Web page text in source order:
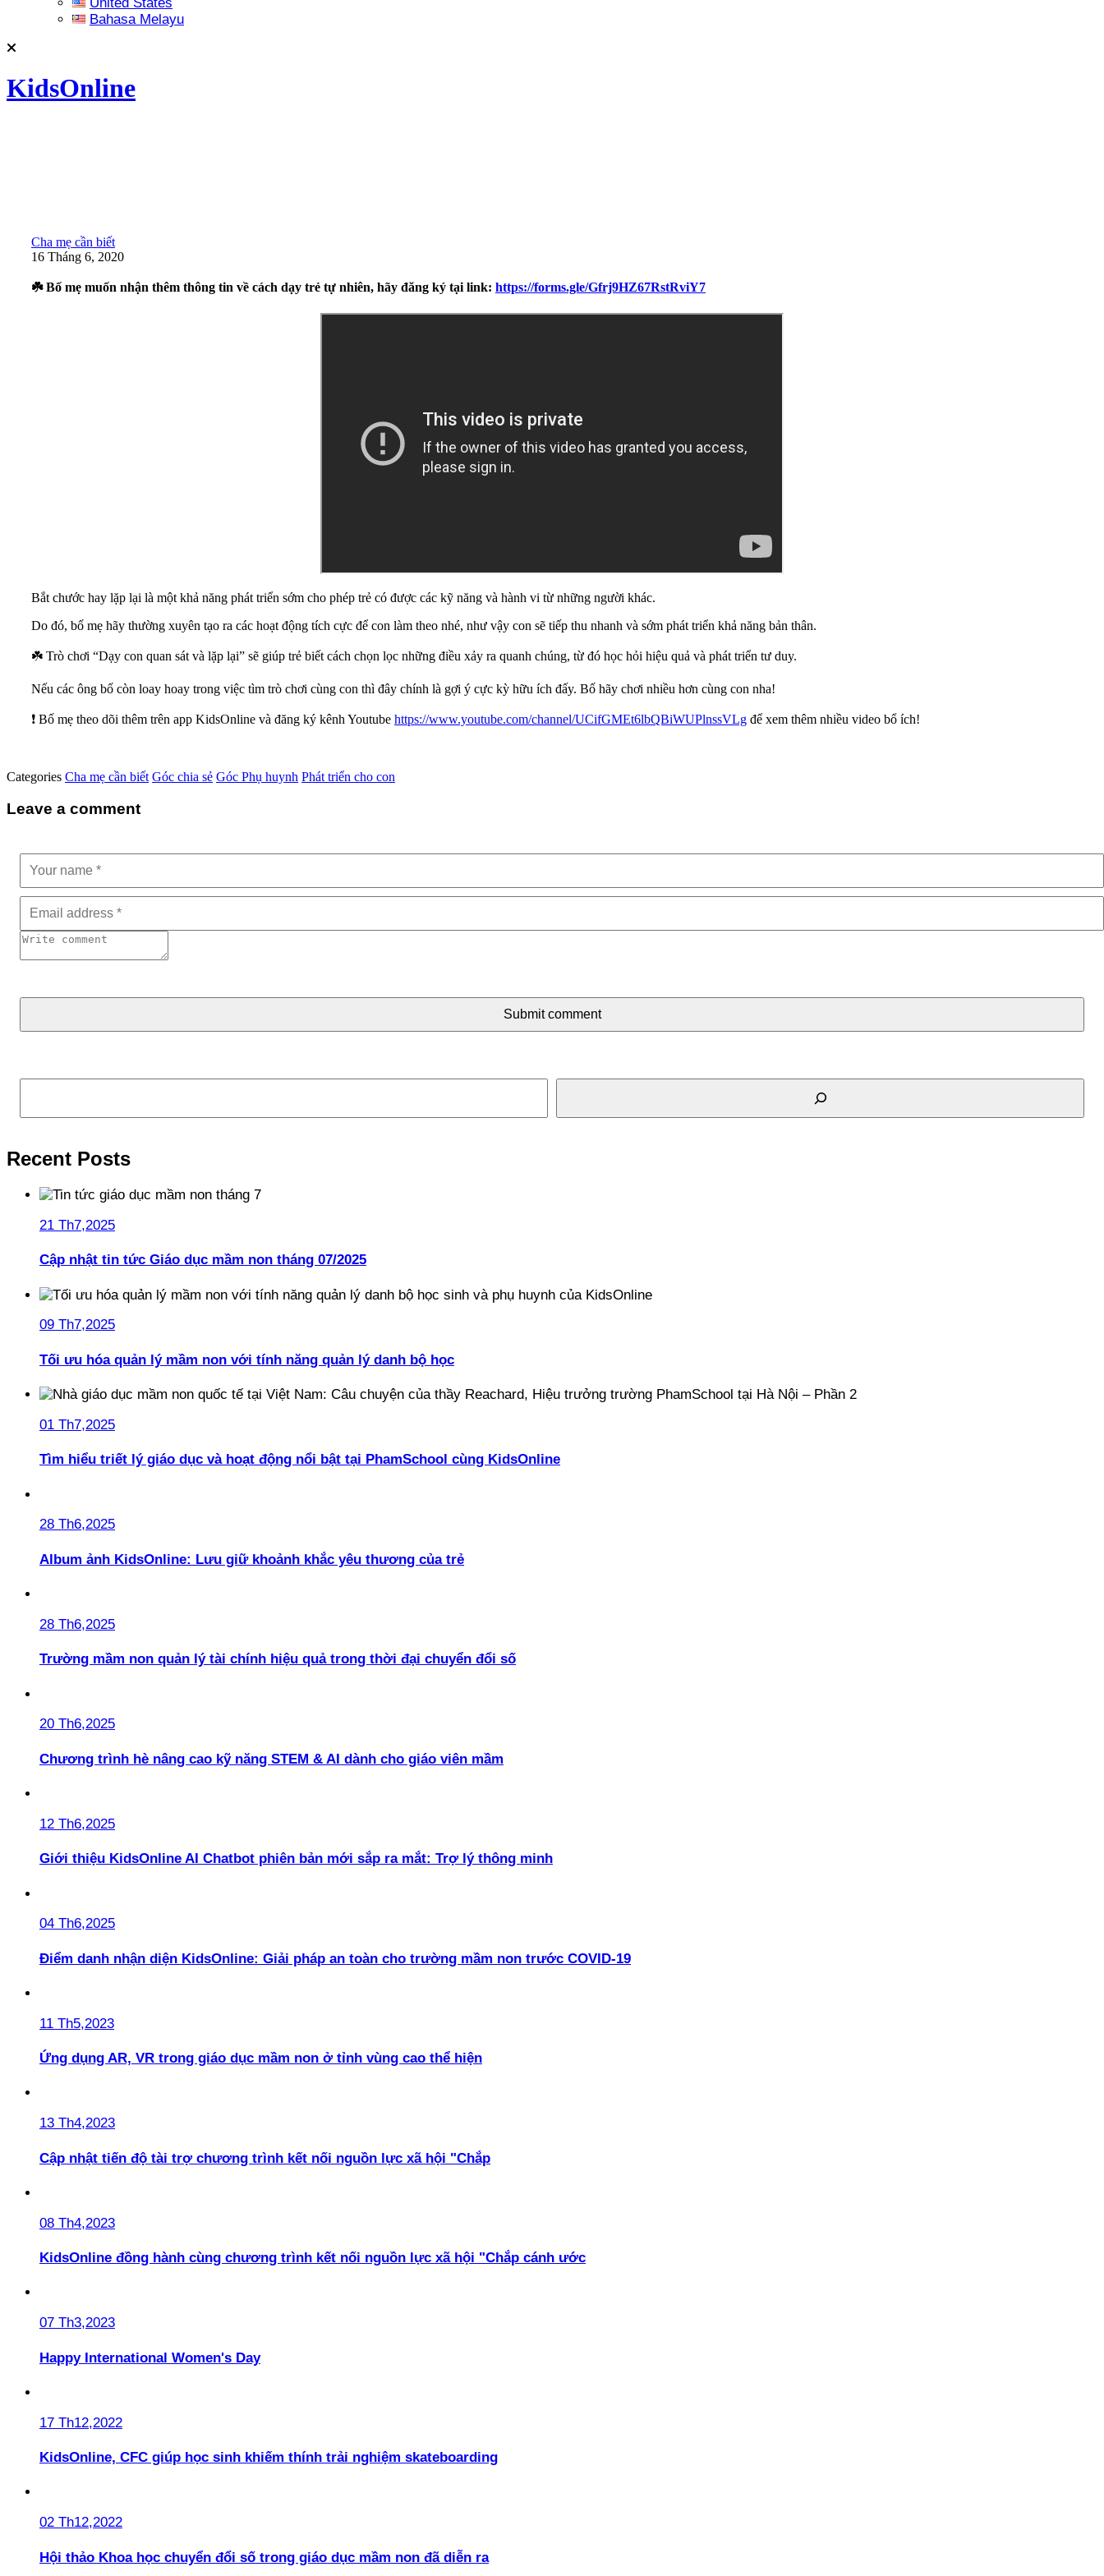
Bahasa Melayu
KidsOnline
Cha mẹ cần biết
16 Tháng 6, 2020
☘️ Bố mẹ muốn nhận thêm thông tin về cách dạy trẻ tự nhiên, hãy đăng ký tại link: https://forms.gle/Gfrj9HZ67RstRviY7
Bắt chước hay lặp lại là một khả năng phát triển sớm cho phép trẻ có được các kỹ năng và hành vi từ những người khác.
Do đó, bố mẹ hãy thường xuyên tạo ra các hoạt động tích cực để con làm theo nhé, như vậy con sẽ tiếp thu nhanh và sớm phát triển khả năng bản thân.
☘️ Trò chơi “Dạy con quan sát và lặp lại” sẽ giúp trẻ biết cách chọn lọc những điều xảy ra quanh chúng, từ đó học hỏi hiệu quả và phát triển tư duy.
Nếu các ông bố còn loay hoay trong việc tìm trò chơi cùng con thì đây chính là gợi ý cực kỳ hữu ích đấy. Bố hãy chơi nhiều hơn cùng con nha!
❗️ Bố mẹ theo dõi thêm trên app KidsOnline và đăng ký kênh Youtube https://www.youtube.com/channel/UCifGMEt6lbQBiWUPlnssVLg để xem thêm nhiều video bổ ích!
Categories Cha mẹ cần biết Góc chia sẻ Góc Phụ huynh Phát triển cho con
Leave a comment
Submit comment
Tìm kiếm
Recent Posts
21 Th7,2025
Cập nhật tin tức Giáo dục mầm non tháng 07/2025
09 Th7,2025
Tối ưu hóa quản lý mầm non với tính năng quản lý danh bộ học
01 Th7,2025
Tìm hiểu triết lý giáo dục và hoạt động nổi bật tại PhamSchool cùng KidsOnline
28 Th6,2025
Album ảnh KidsOnline: Lưu giữ khoảnh khắc yêu thương của trẻ
28 Th6,2025
Trường mầm non quản lý tài chính hiệu quả trong thời đại chuyển đổi số
20 Th6,2025
Chương trình hè nâng cao kỹ năng STEM & AI dành cho giáo viên mầm
12 Th6,2025
Giới thiệu KidsOnline AI Chatbot phiên bản mới sắp ra mắt: Trợ lý thông minh
04 Th6,2025
Điểm danh nhận diện KidsOnline: Giải pháp an toàn cho trường mầm non trước COVID-19
11 Th5,2023
Ứng dụng AR, VR trong giáo dục mầm non ở tỉnh vùng cao thể hiện
13 Th4,2023
Cập nhật tiến độ tài trợ chương trình kết nối nguồn lực xã hội "Chắp
08 Th4,2023
KidsOnline đồng hành cùng chương trình kết nối nguồn lực xã hội "Chắp cánh ước
07 Th3,2023
Happy International Women's Day
17 Th12,2022
KidsOnline, CFC giúp học sinh khiếm thính trải nghiệm skateboarding
02 Th12,2022
Hội thảo Khoa học chuyển đổi số trong giáo dục mầm non đã diễn ra